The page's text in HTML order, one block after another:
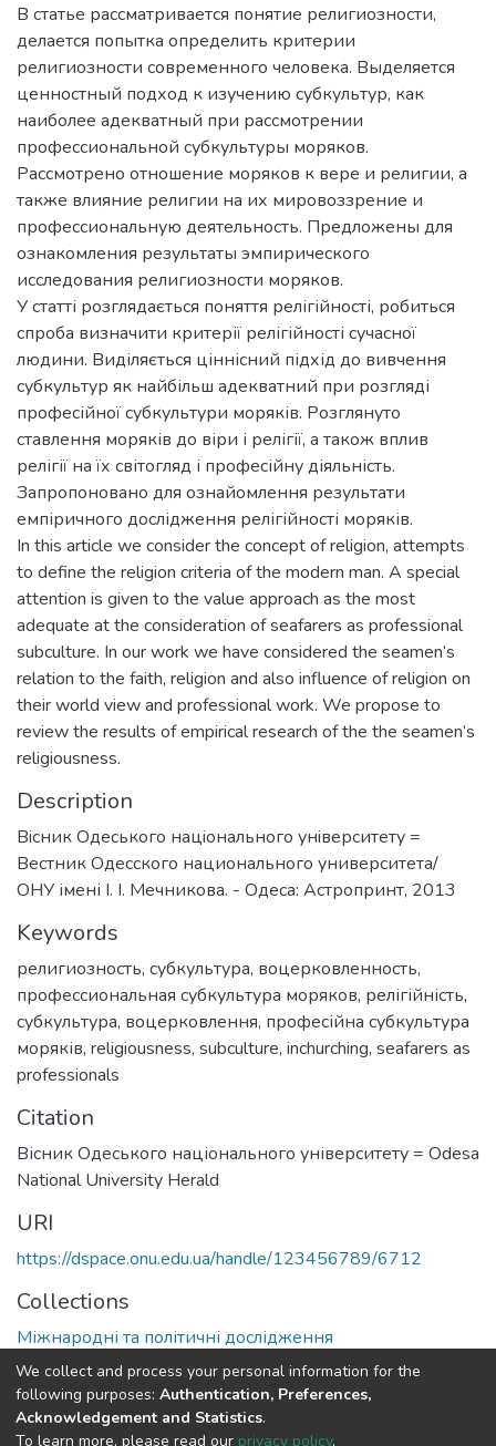
В статье рассматривается понятие религиозности,
делается попытка определить критерии
религиозности современного человека. Выделяется
ценностный подход к изучению субкультур, как
наиболее адекватный при рассмотрении
профессиональной субкультуры моряков.
Рассмотрено отношение моряков к вере и религии, а
также влияние религии на их мировоззрение и
профессиональную деятельность. Предложены для
ознакомления результаты эмпирического
исследования религиозности моряков.
У статті розглядається поняття релігійності, робиться
спроба визначити критерії релігійності сучасної
людини. Виділяється ціннісний підхід до вивчення
субкультур як найбільш адекватний при розгляді
професійної субкультури моряків. Розглянуто
ставлення моряків до віри і релігії, а також вплив
релігії на їх світогляд і професійну діяльність.
Запропоновано для ознайомлення результати
емпіричного дослідження релігійності моряків.
In this article we consider the concept of religion, attempts
to define the religion criteria of the modern man. A special
attention is given to the value approach as the most
adequate at the consideration of seafarers as professional
subculture. In our work we have considered the seamen’s
relation to the faith, religion and also influence of religion on
their world view and professional work. We propose to
review the results of empirical research of the the seamen’s
religiousness.
Description
Вiсник Одеського нацiонального унiверситету =
Вестник Одесского национального университета/
ОНУ імені І. І. Мечникова. - Одеса: Астропринт, 2013
Keywords
религиозность, субкультура, воцерковленность,
профессиональная субкультура моряков, релігійність,
субкультура, воцерковлення, професійна субкультура
моряків, religiousness, subculture, inchurching, seafarers as
professionals
Citation
Вісник Одеського національного університету = Odesa
National University Herald
URI
https://dspace.onu.edu.ua/handle/123456789/6712
Collections
Міжнародні та політичні дослідження
Full item page
We collect and process your personal information for the
following purposes: Authentication, Preferences,
Acknowledgement and Statistics.
To learn more, please read our privacy policy.